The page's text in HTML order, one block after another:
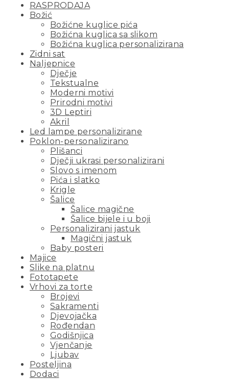
RASPRODAJA
Božić
Božićne kuglice pića
Božićna kuglica sa slikom
Božićna kuglica personalizirana
Zidni sat
Naljepnice
Dječje
Tekstualne
Moderni motivi
Prirodni motivi
3D Leptiri
Akril
Led lampe personalizirane
Poklon-personalizirano
Plišanci
Dječji ukrasi personalizirani
Slovo s imenom
Pića i slatko
Krigle
Šalice
Šalice magične
Šalice bijele i u boji
Personalizirani jastuk
Magični jastuk
Baby posteri
Majice
Slike na platnu
Fototapete
Vrhovi za torte
Brojevi
Sakramenti
Djevojačka
Rođendan
Godišnjica
Vjenčanje
Ljubav
Posteljina
Dodaci